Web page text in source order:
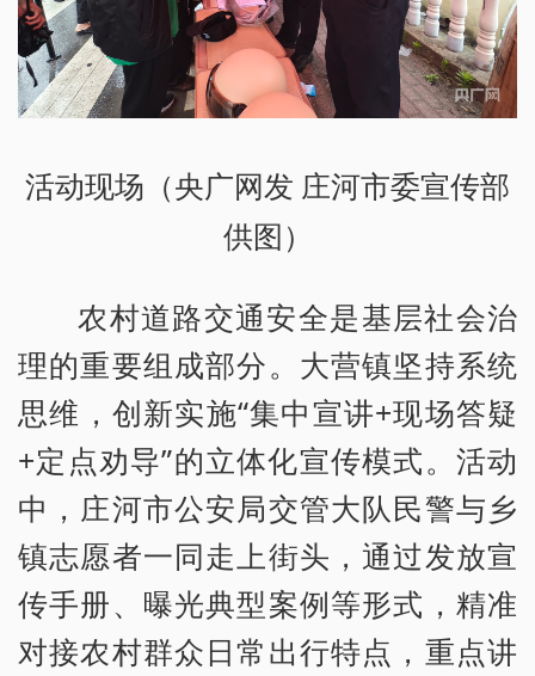
活动现场（央广网发 庄河市委宣传部
供图）
农村道路交通安全是基层社会治
理的重要组成部分。大营镇坚持系统
思维，创新实施“集中宣讲+现场答疑
+定点劝导”的立体化宣传模式。活动
中，庄河市公安局交管大队民警与乡
镇志愿者一同走上街头，通过发放宣
传手册、曝光典型案例等形式，精准
对接农村群众日常出行特点，重点讲